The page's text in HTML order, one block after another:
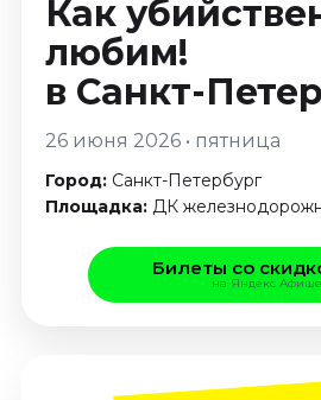
Январь 2027
Стендап
Август 2026
Ноябрь 2026
Декабрь 2026
Выставки
Август 2026
Как
любим!
в Санкт-
26 июня 2026 • пятница
Город: Санкт-Петербург
Площадка: ДК
Билеты со
на Яндекс Афише